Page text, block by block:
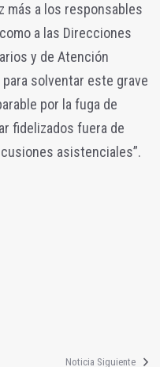
más a los responsables
a las Direcciones
y de Atención
solventar este grave
por la fuga de
fidelizados fuera de
asistenciales”.
Noticia Siguiente